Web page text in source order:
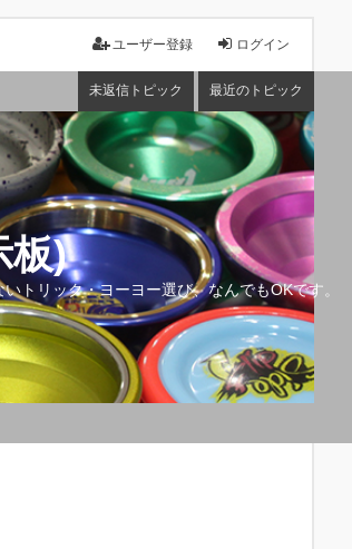
ログイン
ユーザー登録
未返信トピック 最近のトピック
板)
トリック・ヨーヨー選び、なんでもOKです。